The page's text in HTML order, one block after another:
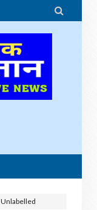

Unlabelled